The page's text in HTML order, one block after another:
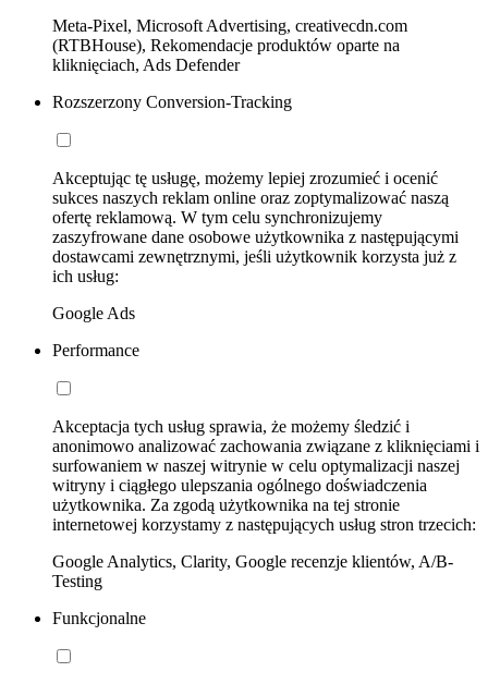
Meta-Pixel, Microsoft Advertising, creativecdn.com
(RTBHouse), Rekomendacje produktów oparte na
kliknięciach, Ads Defender
Rozszerzony Conversion-Tracking
Akceptując tę usługę, możemy lepiej zrozumieć i ocenić
sukces naszych reklam online oraz zoptymalizować naszą
ofertę reklamową. W tym celu synchronizujemy
zaszyfrowane dane osobowe użytkownika z następującymi
dostawcami zewnętrznymi, jeśli użytkownik korzysta już z
ich usług:
Google Ads
Performance
Akceptacja tych usług sprawia, że możemy śledzić i
anonimowo analizować zachowania związane z kliknięciami i
surfowaniem w naszej witrynie w celu optymalizacji naszej
witryny i ciągłego ulepszania ogólnego doświadczenia
użytkownika. Za zgodą użytkownika na tej stronie
internetowej korzystamy z następujących usług stron trzecich:
Google Analytics, Clarity, Google recenzje klientów, A/B-
Testing
Funkcjonalne